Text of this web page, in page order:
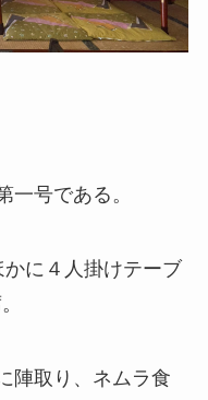
一号である。
に４人掛けテーブ
陣取り、ネムラ食